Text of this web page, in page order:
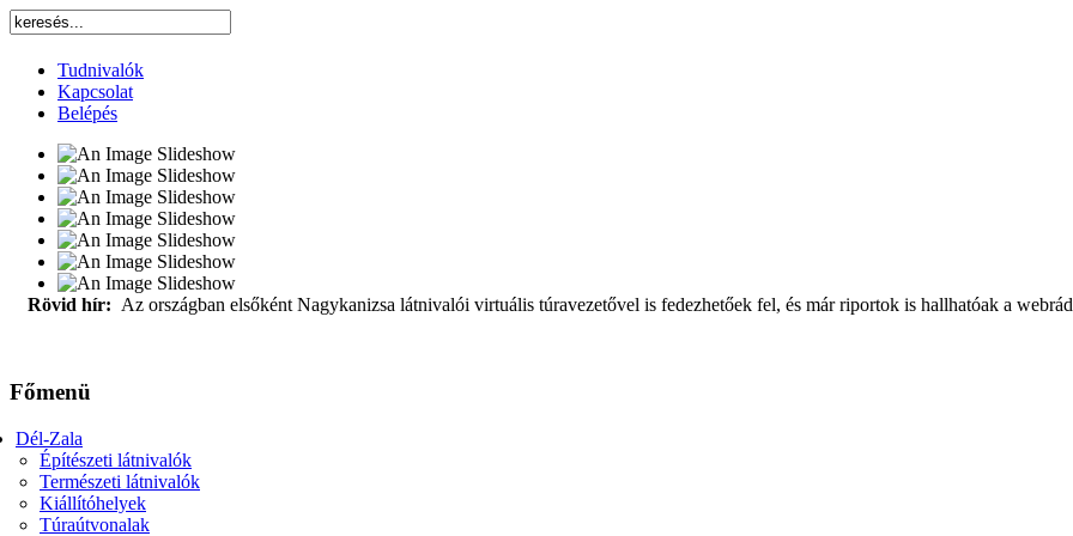
Tudnivalók
Kapcsolat
Belépés
Rövid hír: Az országban elsőként Nagykanizsa látnivalói virtuális túravezetővel is fedezhetőek fel, és már riportok is hallhatóak a
Főmenü
Dél-Zala
Építészeti látnivalók
Természeti látnivalók
Kiállítóhelyek
Túraútvonalak